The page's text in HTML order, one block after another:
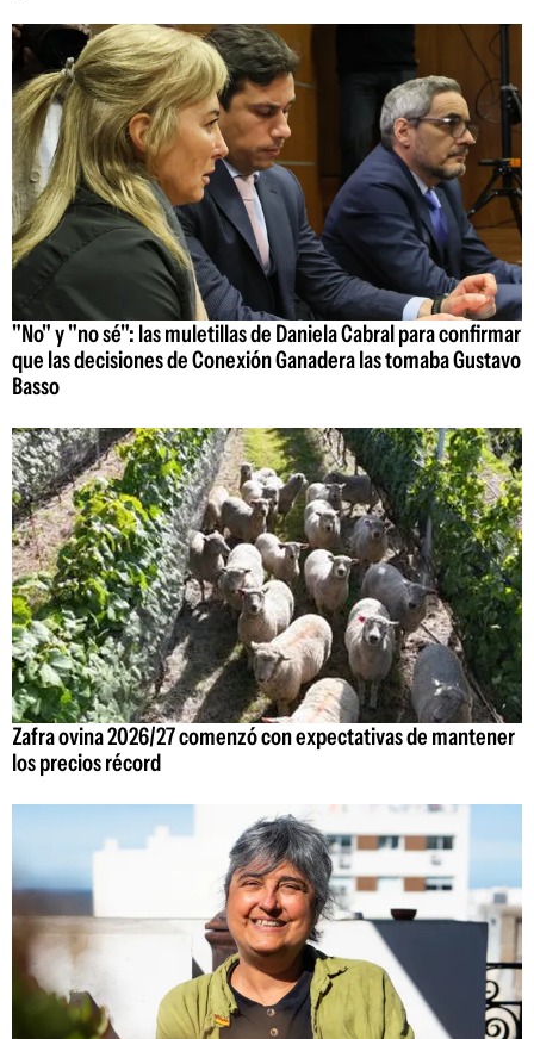
"No" y "no sé": las muletillas de Daniela Cabral para confirmar
que las decisiones de Conexión Ganadera las tomaba Gustavo
Basso
Zafra ovina 2026/27 comenzó con expectativas de mantener
los precios récord